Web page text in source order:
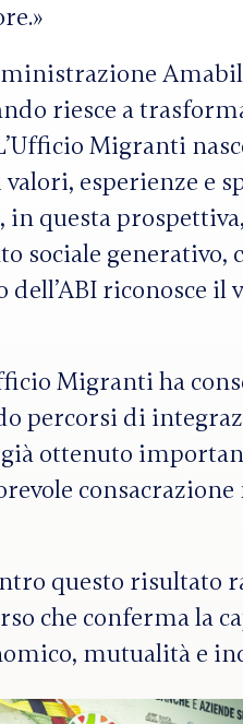
riesce a
Migranti
esperienze e
in questa
sociale
dell’ABI riconosce
Migranti ha
percorsi di
già ottenuto
questo
che conferma la
mutualità e